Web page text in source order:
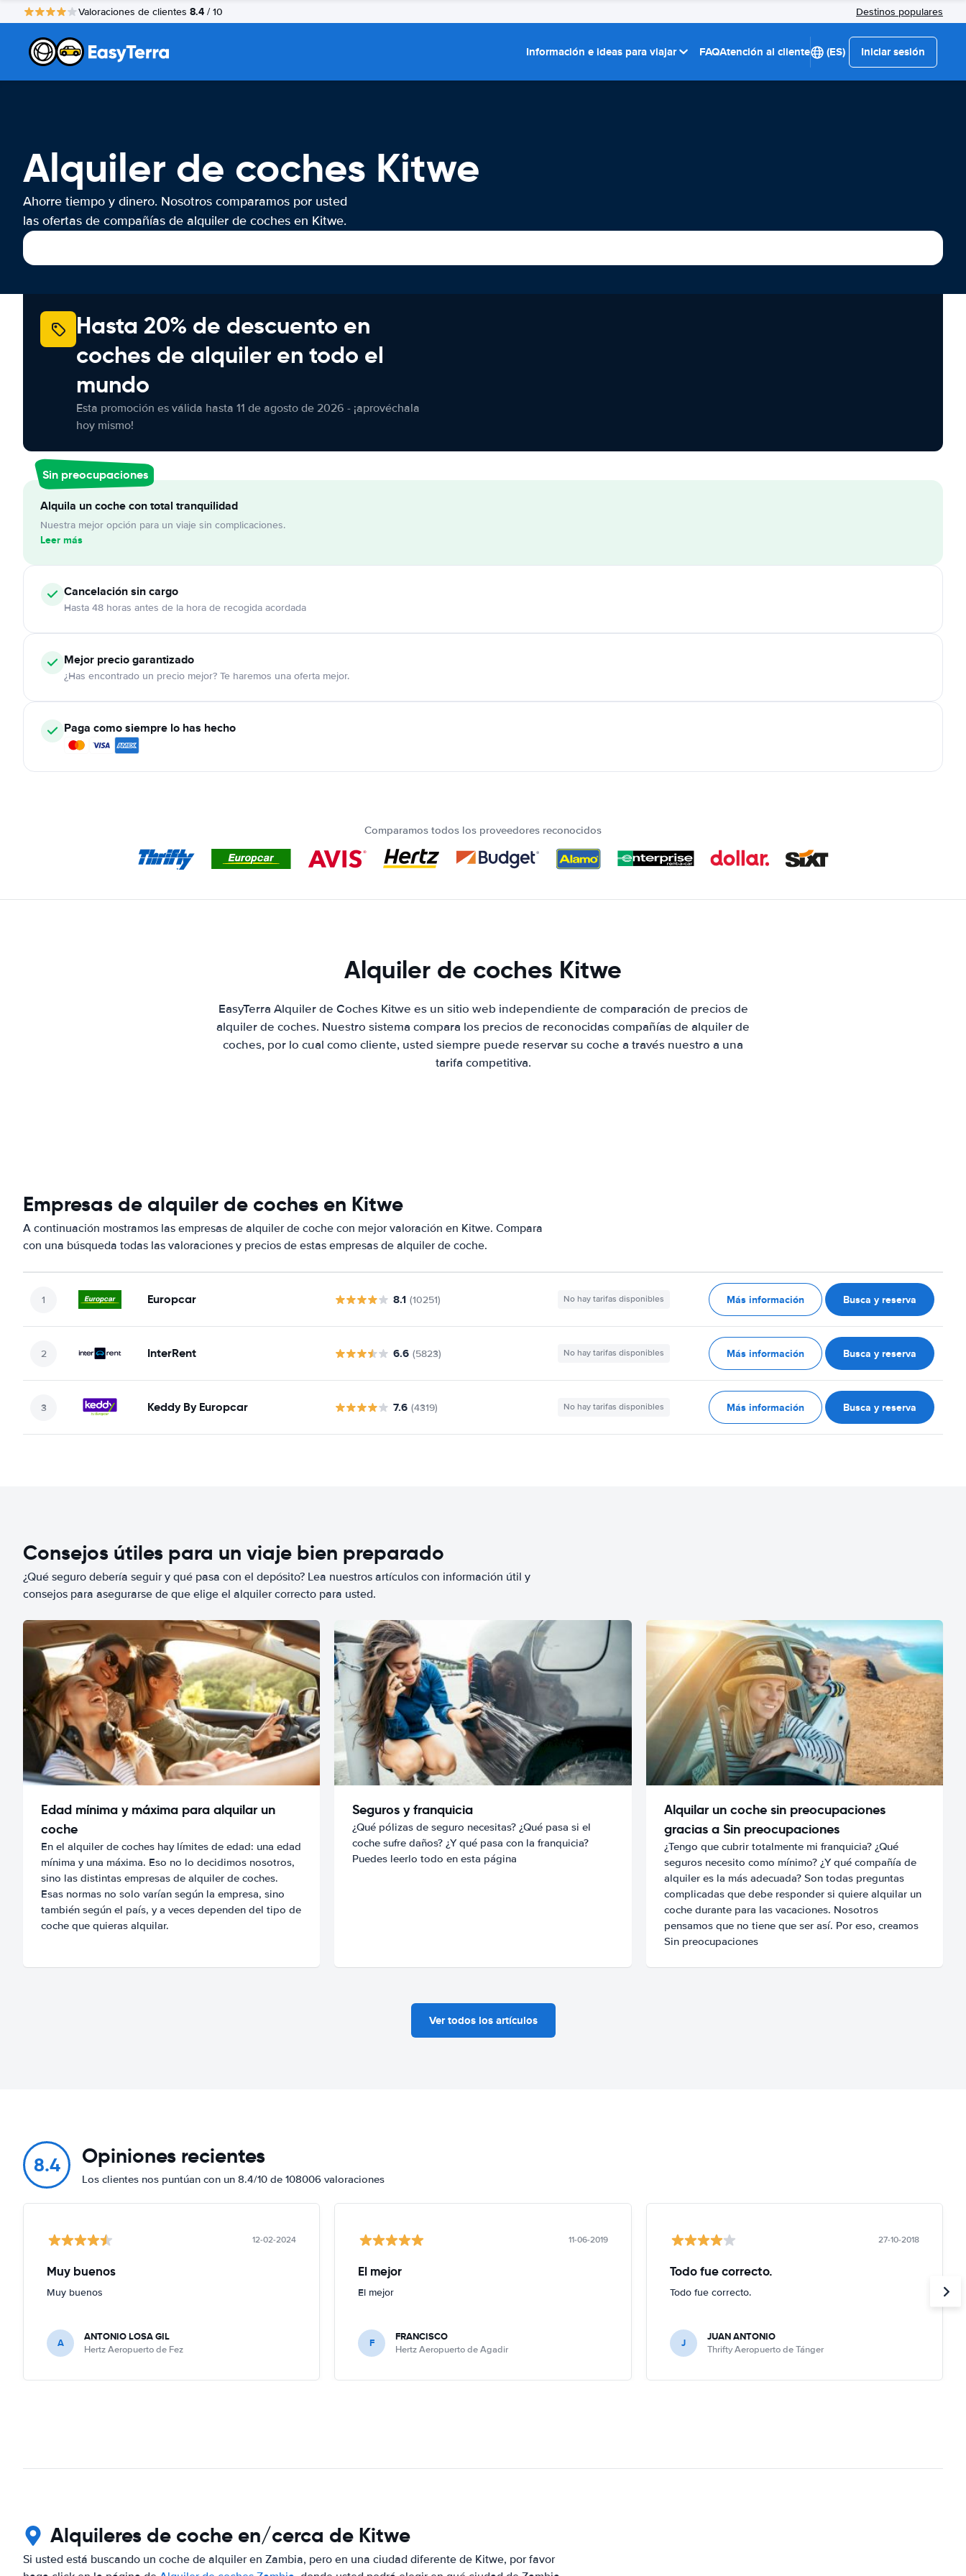
Valoraciones de clientes 8.4 / 10 Destinos populares
Información e ideas para viajar FAQAtención al cliente (ES) Iniciar sesión
Alquiler de coches Kitwe
Ahorre tiempo y dinero. Nosotros comparamos por usted
las ofertas de compañías de alquiler de coches en Kitwe.
Hasta 20% de descuento en
coches de alquiler en todo el
mundo
Esta promoción es válida hasta 11 de agosto de 2026 - ¡aprovéchala
hoy mismo!
Sin preocupaciones
Alquila un coche con total tranquilidad
Nuestra mejor opción para un viaje sin complicaciones.
Leer más
Cancelaciónsin cargo
Hasta 48 horas antes de la hora de recogida acordada
Mejor precio garantizado
¿Has encontrado un precio mejor? Te haremos una oferta mejor.
Paga como siempre lo has hecho
Comparamos todos los proveedores reconocidos
Alquiler de coches Kitwe
EasyTerra Alquiler de Coches Kitwe es un sitio web independiente de comparación de precios de
alquiler de coches. Nuestro sistema compara los precios de reconocidas compañías de alquiler de
coches, por lo cual como cliente, usted siempre puede reservar su coche a través nuestro a una
tarifa competitiva.
Empresas de alquiler de coches en Kitwe
A continuación mostramos las empresas de alquiler de coche con mejor valoración en Kitwe. Compara
con una búsqueda todas las valoraciones y precios de estas empresas de alquiler de coche.
Europcar 8.1 (10251) No hay tarifas disponibles Más información Busca y reserva
InterRent 6.6 (5823) No hay tarifas disponibles Más información Busca y reserva
Keddy By Europcar 7.6 (4319) No hay tarifas disponibles Más información Busca y reserva
Consejos útiles para un viaje bien preparado
¿Qué seguro debería seguir y qué pasa con el depósito? Lea nuestros artículos con información útil y
consejos para asegurarse de que elige el alquiler correcto para usted.
Edad mínima y máxima para alquilar un
coche
En el alquiler de coches hay límites de edad: una edad
mínima y una máxima. Eso no lo decidimos nosotros,
sino las distintas empresas de alquiler de coches.
Esas normas no solo varían según la empresa, sino
también según el país, y a veces dependen del tipo de
coche que quieras alquilar.
Seguros y franquicia
¿Qué pólizas de seguro necesitas? ¿Qué pasa si el
coche sufre daños? ¿Y qué pasa con la franquicia?
Puedes leerlo todo en esta página
Alquilar un coche sin preocupaciones
gracias a Sin preocupaciones
¿Tengo que cubrir totalmente mi franquicia? ¿Qué
seguros necesito como mínimo? ¿Y qué compañía de
alquiler es la más adecuada? Son todas preguntas
complicadas que debe responder si quiere alquilar un
coche durante para las vacaciones. Nosotros
pensamos que no tiene que ser así. Por eso, creamos
Sin preocupaciones
Ver todos los artículos
8.4 Opiniones recientes
Los clientes nos puntúan con un 8.4/10 de 108006 valoraciones
12-02-2024
Muy buenos
Muy buenos
A ANTONIO LOSA GIL
Hertz Aeropuerto de Fez
11-06-2019
El mejor
El mejor
F FRANCISCO
Hertz Aeropuerto de Agadir
27-10-2018
Todo fue correcto.
Todo fue correcto.
J JUAN ANTONIO
Thrifty Aeropuerto de Tánger
Alquileres de coche en/cerca de Kitwe
Si usted está buscando un coche de alquiler en Zambia, pero en una ciudad diferente de Kitwe, por favor